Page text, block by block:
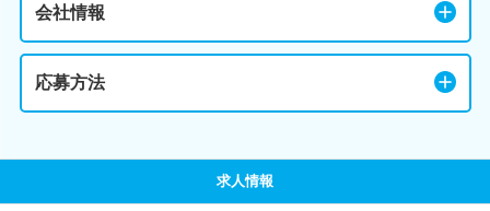
会社情報
応募方法
求人情報